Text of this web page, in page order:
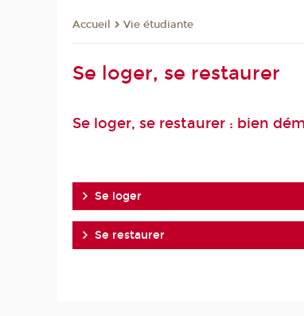
Accueil Vie étudiante
Se loger, se restaurer
Se loger, se restaurer : bien
Se loger
Se restaurer